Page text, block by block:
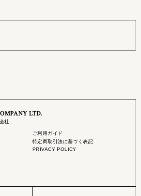
LTD.
社
ご利用ガイド
特定商取引法に基づく表記
PRIVACY POLICY